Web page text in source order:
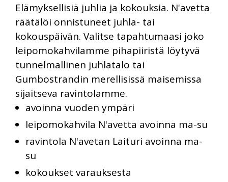
Elämyksellisiä juhlia ja kokouksia. N'avetta
räätälöi onnistuneet juhla- tai
kokouspäivän. Valitse tapahtumaasi joko
leipomokahvilamme pihapiiristä löytyvä
tunnelmallinen juhlatalo tai
Gumbostrandin merellisissä maisemissa
sijaitseva ravintolamme.
avoinna vuoden ympäri
leipomokahvila N'avetta avoinna ma-su
ravintola N'avetan Laituri avoinna ma-
su
kokoukset varauksesta